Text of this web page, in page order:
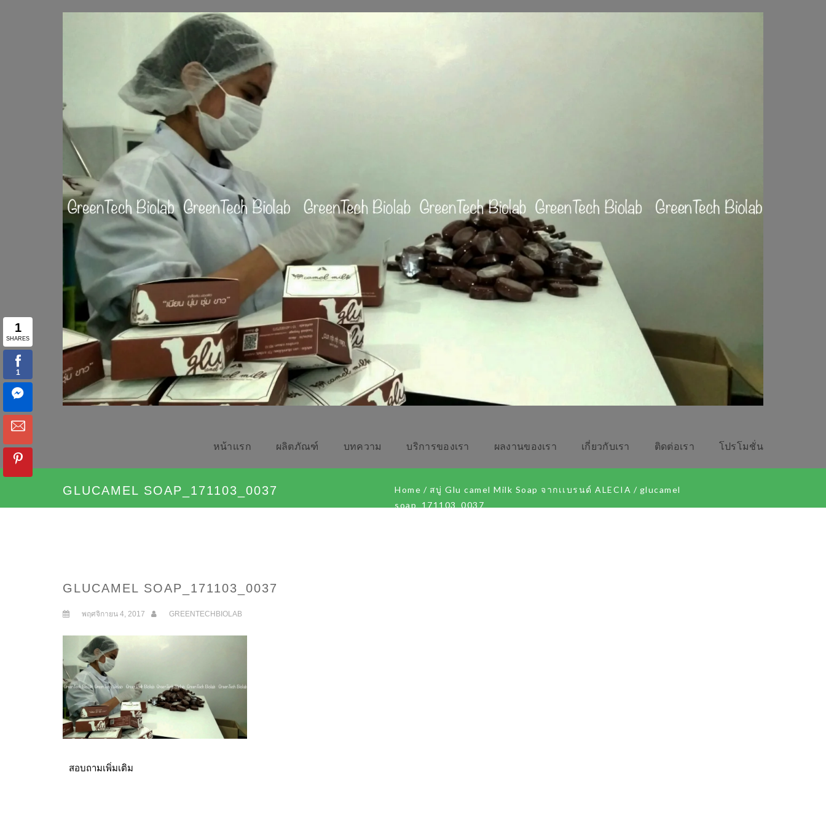
หน้าเเรก ผลิตภัณฑ์ บทความ บริการของเรา ผลงานของเรา เกี่ยวกับเรา ติดต่อเรา โปรโมชั่น
GLUCAMEL SOAP_171103_0037 Home / สบู่ Glu camel Milk Soap จากเเบรนด์​ ALECIA / glucamel
soap_171103_0037
GLUCAMEL SOAP_171103_0037
พฤศจิกายน 4, 2017 GREENTECHBIOLAB
สอบถามเพิ่มเติม